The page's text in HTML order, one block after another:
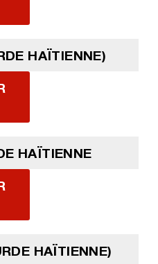
HAÏTIENNE)
HAÏTIENNE
HAÏTIENNE)